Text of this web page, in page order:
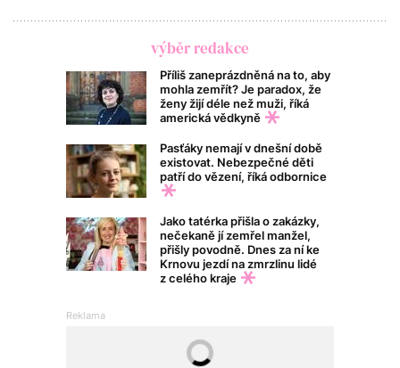
výběr redakce
Příliš zaneprázdněná na to, aby
mohla zemřít? Je paradox, že
ženy žijí déle než muži, říká
americká vědkyně
Pasťáky nemají v dnešní době
existovat. Nebezpečné děti
patří do vězení, říká odbornice
Jako tatérka přišla o zakázky,
nečekaně jí zemřel manžel,
přišly povodně. Dnes za ní ke
Krnovu jezdí na zmrzlinu lidé
z celého kraje